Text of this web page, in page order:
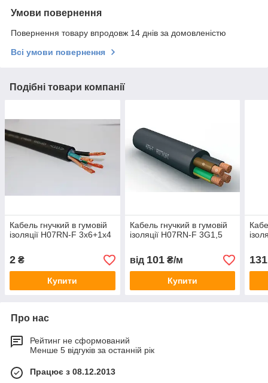
Умови повернення
Повернення товару впродовж 14 днів за домовленістю
Всі умови повернення
Подібні товари компанії
Кабель гнучкий в гумовій
ізоляції H07RN-F 3х6+1х4
2 ₴
Купити
Кабель гнучкий в гумовій
ізоляції H07RN-F 3G1,5
від 101₴/м
Купити
131
Про нас
Рейтинг не сформований
Менше 5 відгуків за останній рік
Працює з 08.12.2013